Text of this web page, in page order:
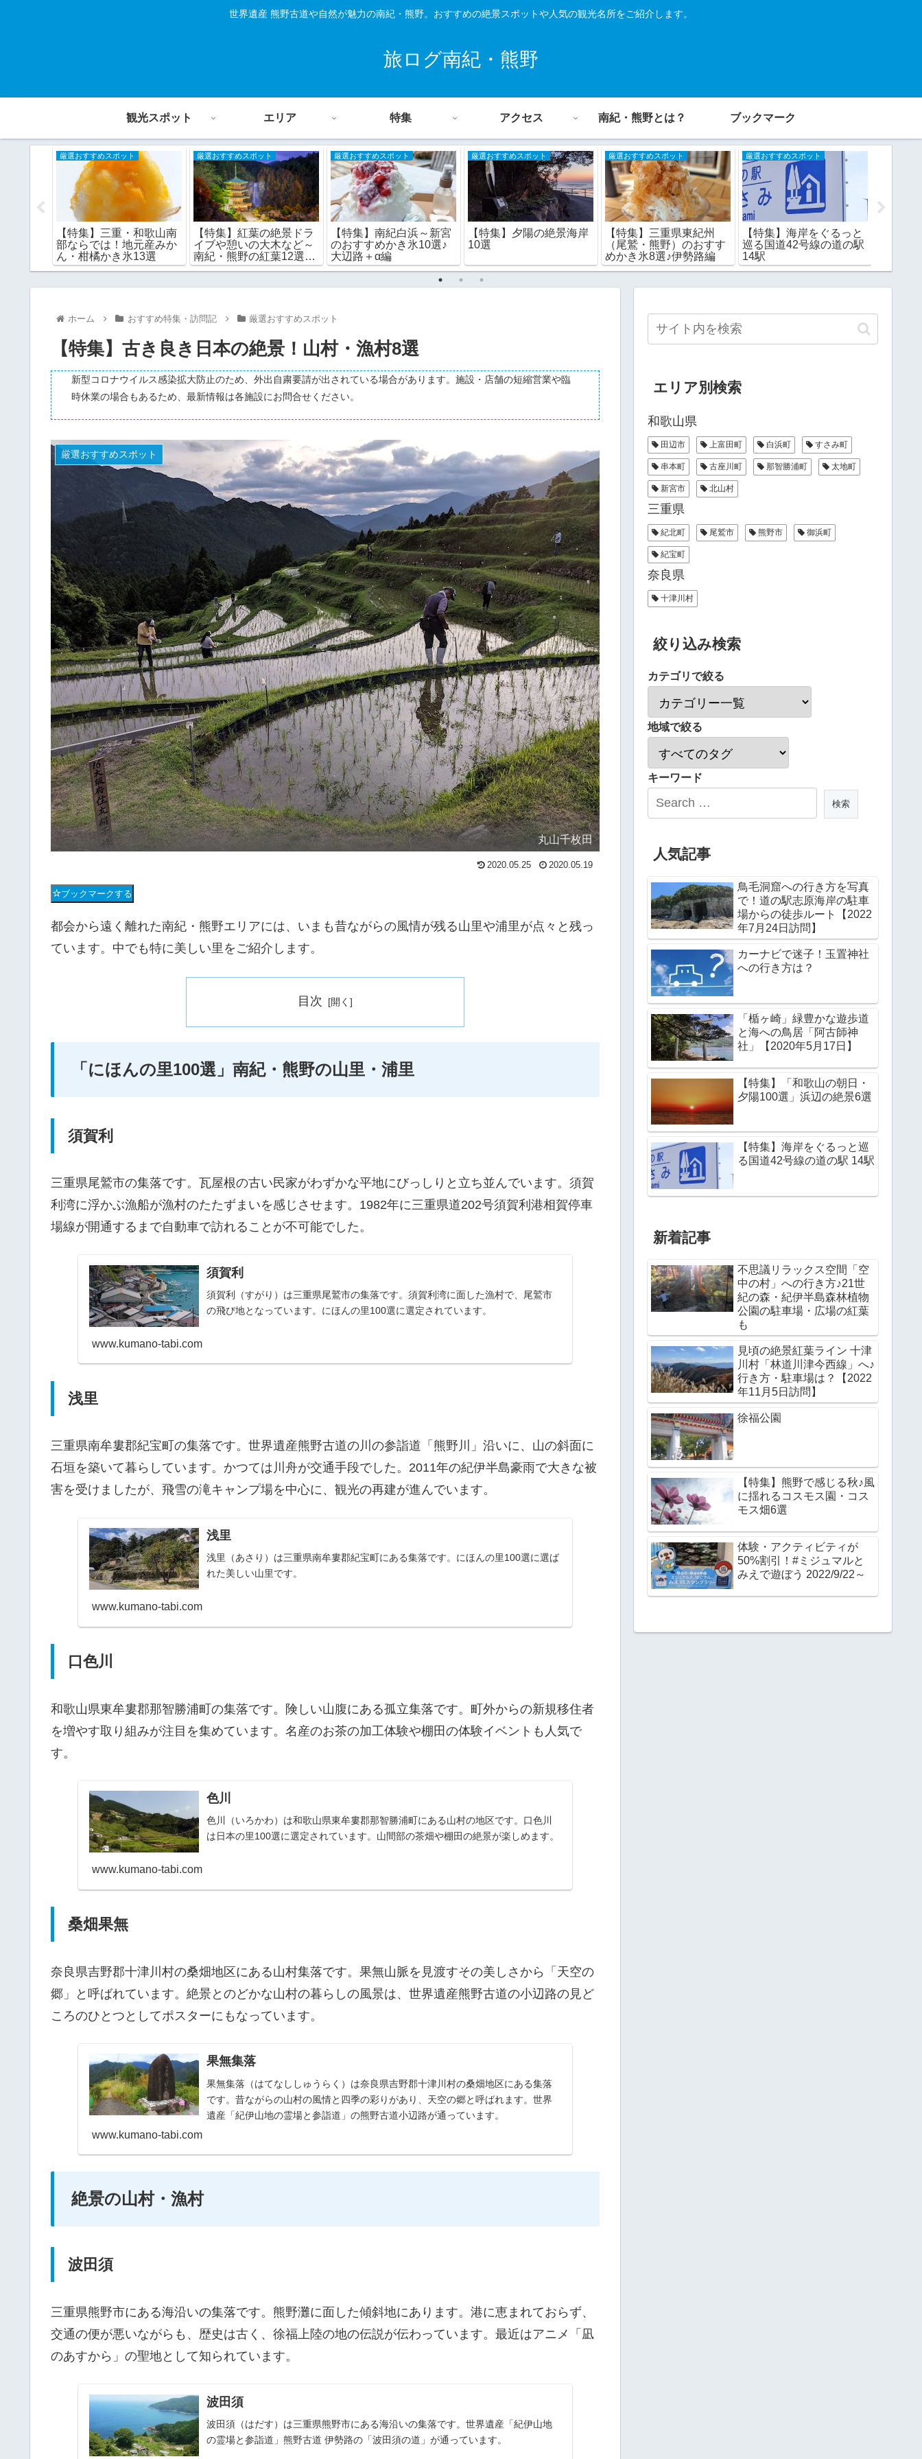
世界遺産 熊野古道や自然が魅力の南紀・熊野。おすすめの絶景スポットや人気の観光名所をご紹介します。
旅ログ南紀・熊野
観光スポット エリア 特集 アクセス 南紀・熊野とは？ ブックマーク
厳選おすすめスポット
【特集】三重・和歌山南
部ならでは！地元産みか
ん・柑橘かき氷13選
厳選おすすめスポット
【特集】紅葉の絶景ドラ
イブや憩いの大木など～
南紀・熊野の紅葉12選♪
和歌山県編
厳選おすすめスポット
【特集】南紀白浜～新宮
のおすすめかき氷10選♪
大辺路＋α編
厳選おすすめスポット
【特集】夕陽の絶景海岸
10選
厳選おすすめスポット
【特集】三重県東紀州
（尾鷲・熊野）のおすす
めかき氷8選♪伊勢路編
厳選おすすめスポット
【特集】海岸をぐるっと
巡る国道42号線の道の駅
14駅
ホーム おすすめ特集・訪問記 厳選おすすめスポット
【特集】古き良き日本の絶景！山村・漁村8選
新型コロナウイルス感染拡大防止のため、外出自粛要請が出されている場合があります。施設・店舗の短縮営業や臨
時休業の場合もあるため、最新情報は各施設にお問合せください。
厳選おすすめスポット
丸山千枚田
2020.05.25 2020.05.19
ブックマークする
都会から遠く離れた南紀・熊野エリアには、いまも昔ながらの風情が残る山里や浦里が点々と残っ
ています。中でも特に美しい里をご紹介します。
目次
「にほんの里100選」南紀・熊野の山里・浦里
須賀利
三重県尾鷲市の集落です。瓦屋根の古い民家がわずかな平地にびっしりと立ち並んでいます。須賀
利湾に浮かぶ漁船が漁村のたたずまいを感じさせます。1982年に三重県道202号須賀利港相賀停車
場線が開通するまで自動車で訪れることが不可能でした。
須賀利
須賀利（すがり）は三重県尾鷲市の集落です。須賀利湾に面した漁村で、尾鷲市
の飛び地となっています。にほんの里100選に選定されています。
www.kumano-tabi.com
浅里
三重県南牟婁郡紀宝町の集落です。世界遺産熊野古道の川の参詣道「熊野川」沿いに、山の斜面に
石垣を築いて暮らしています。かつては川舟が交通手段でした。2011年の紀伊半島豪雨で大きな被
害を受けましたが、飛雪の滝キャンプ場を中心に、観光の再建が進んでいます。
浅里
浅里（あさり）は三重県南牟婁郡紀宝町にある集落です。にほんの里100選に選ば
れた美しい山里です。
www.kumano-tabi.com
口色川
和歌山県東牟婁郡那智勝浦町の集落です。険しい山腹にある孤立集落です。町外からの新規移住者
を増やす取り組みが注目を集めています。名産のお茶の加工体験や棚田の体験イベントも人気で
す。
色川
色川（いろかわ）は和歌山県東牟婁郡那智勝浦町にある山村の地区です。口色川
は日本の里100選に選定されています。山間部の茶畑や棚田の絶景が楽しめます。
www.kumano-tabi.com
桑畑果無
奈良県吉野郡十津川村の桑畑地区にある山村集落です。果無山脈を見渡すその美しさから「天空の
郷」と呼ばれています。絶景とのどかな山村の暮らしの風景は、世界遺産熊野古道の小辺路の見ど
ころのひとつとしてポスターにもなっています。
果無集落
果無集落（はてなししゅうらく）は奈良県吉野郡十津川村の桑畑地区にある集落
です。昔ながらの山村の風情と四季の彩りがあり、天空の郷と呼ばれます。世界
遺産「紀伊山地の霊場と参詣道」の熊野古道小辺路が通っています。
www.kumano-tabi.com
絶景の山村・漁村
波田須
三重県熊野市にある海沿いの集落です。熊野灘に面した傾斜地にあります。港に恵まれておらず、
交通の便が悪いながらも、歴史は古く、徐福上陸の地の伝説が伝わっています。最近はアニメ「凪
のあすから」の聖地として知られています。
波田須
波田須（はだす）は三重県熊野市にある海沿いの集落です。世界遺産「紀伊山地
の霊場と参詣道」熊野古道 伊勢路の「波田須の道」が通っています。
エリア別検索
和歌山県
田辺市 上富田町 白浜町 すさみ町
串本町 古座川町 那智勝浦町 太地町
新宮市 北山村
三重県
紀北町 尾鷲市 熊野市 御浜町
紀宝町
奈良県
十津川村
絞り込み検索
カテゴリで絞る
地域で絞る
キーワード
人気記事
鳥毛洞窟への行き方を写真
で！道の駅志原海岸の駐車
場からの徒歩ルート【2022
年7月24日訪問】
カーナビで迷子！玉置神社
への行き方は？
「楯ヶ崎」緑豊かな遊歩道
と海への鳥居「阿古師神
社」【2020年5月17日】
【特集】「和歌山の朝日・
夕陽100選」浜辺の絶景6選
【特集】海岸をぐるっと巡
る国道42号線の道の駅 14駅
新着記事
不思議リラックス空間「空
中の村」への行き方♪21世
紀の森・紀伊半島森林植物
公園の駐車場・広場の紅葉
も
見頃の絶景紅葉ライン 十津
川村「林道川津今西線」へ♪
行き方・駐車場は？【2022
年11月5日訪問】
徐福公園
【特集】熊野で感じる秋♪風
に揺れるコスモス園・コス
モス畑6選
体験・アクティビティが
50%割引！#ミジュマルと
みえで遊ぼう 2022/9/22～